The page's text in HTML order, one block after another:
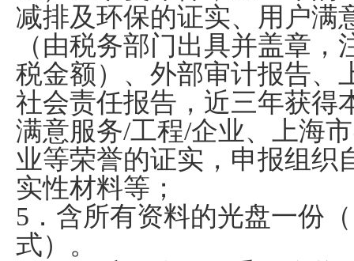
减排及环保的证实、用户满
（由税务部门出具并盖章
税金额）、外部审计报告、
社会责任报告，近三年获得
满意服务/工程/企业、上海
业等荣誉的证实，申报组织
实性材料等；
5 ．含所有资料的光盘一份
式）。